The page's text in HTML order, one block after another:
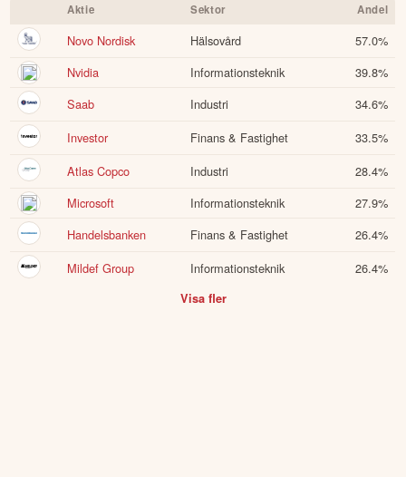
Aktie Sektor Andel
Novo Nordisk Hälsovård 57.0%
Nvidia
Informationsteknik 39.8%
Saab
Industri 34.6%
Investor
Finans & Fastighet 33.5%
Atlas Copco
Industri 28.4%
Microsoft
Informationsteknik 27.9%
Handelsbanken
Finans & Fastighet 26.4%
Mildef Group
Informationsteknik 26.4%
Visa fler